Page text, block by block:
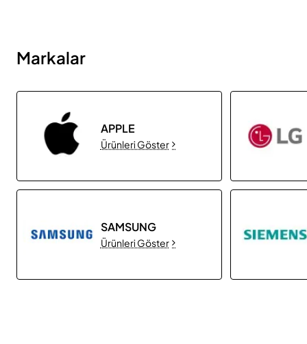
Markalar
APPLE
Ürünleri Göster
SAMSUNG
Ürünleri Göster